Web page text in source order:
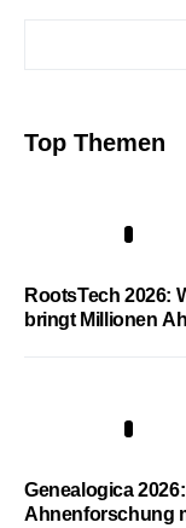
Top Themen
RootsTech 2026:
bringt Millionen
Genealogica
Ahnenforschung